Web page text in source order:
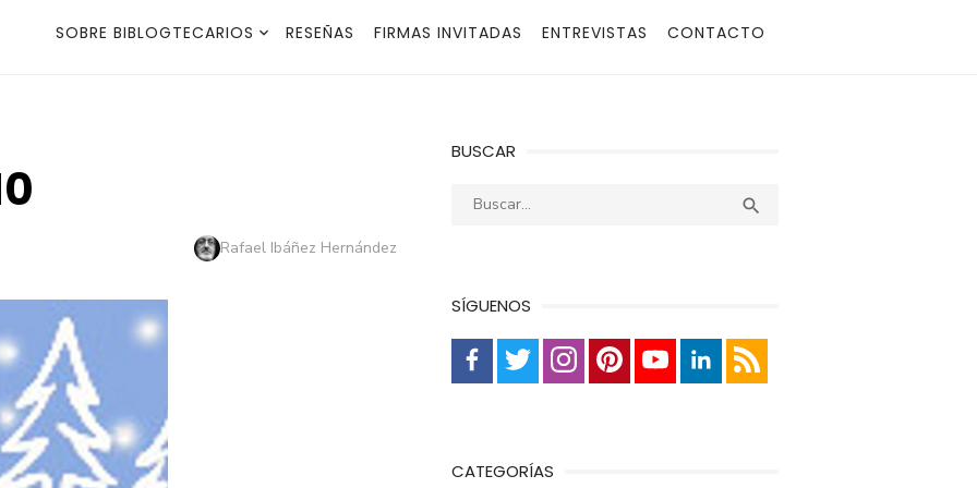
SOBRE BIBLOGTECARIOS RESEÑAS FIRMAS INVITADAS ENTREVISTAS CONTACTO
Autor
Rafael Ibáñez Hernández
BUSCAR
Buscar: 
SÍGUENOS
CATEGORÍAS